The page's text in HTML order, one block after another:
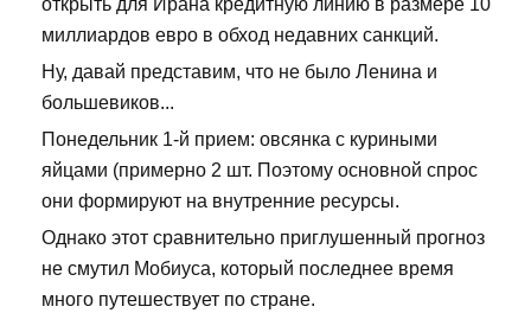
миллиардов евро в обход недавних санкций.
Ну, давай представим, что не было Ленина и
большевиков...
Понедельник 1-й прием: овсянка с куриными
яйцами (примерно 2 шт. Поэтому основной спрос
они формируют на внутренние ресурсы.
Однако этот сравнительно приглушенный прогноз
не смутил Мобиуса, который последнее время
много путешествует по стране.